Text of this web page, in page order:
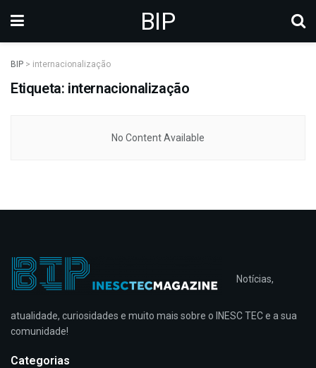
BIP
BIP > internacionalização
Etiqueta: internacionalização
No Content Available
Notícias,
atualidade, curiosidades e muito mais sobre o INESC TEC e a sua
comunidade!
Categorias